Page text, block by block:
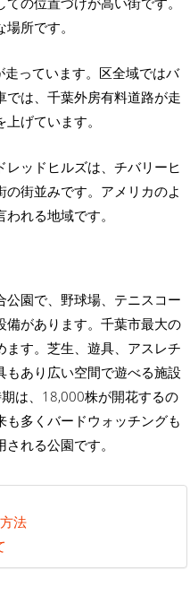
所です。
走っています。区全域ではバ
では、千葉外房有料道路が走
げています。
ッドヒルズは、チバリーヒ
街並みです。アメリカのよ
れる地域です。
公園で、野球場、テニスコー
備があります。千葉市最大の
す。芝生、遊具、アスレチ
もあり広い空間で遊べる施設
は、18,000株が開花するの
多くバードウォッチングも
れる公園です。
法